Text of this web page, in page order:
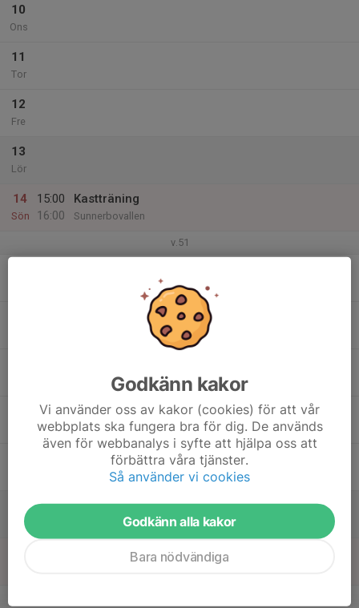
10
Ons
11
Tor
12
Fre
13
Lör
14
Sön
15:00
16:00
Kastträning
Sunnerbovallen
v.51
Lör
Kastträning
Godkänn kakor
Vi använder oss av kakor (cookies) för att vår
webbplats ska fungera bra för dig. De används
även för webbanalys i syfte att hjälpa oss att
förbättra våra tjänster.
Så använder vi cookies
Godkänn alla kakor
Bara nödvändiga